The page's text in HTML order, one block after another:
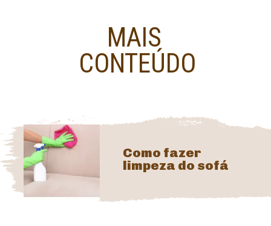
MAIS
CONTEÚDO
Como fazer
limpeza do sofá